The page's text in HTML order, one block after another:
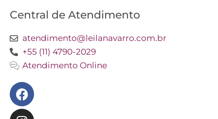
Central de Atendimento
atendimento@leilanavarro.com.br
+55 (11) 4790-2029
Atendimento Online
Facebook
Instagram
Twitter
Youtube
Linkedin
Slideshare